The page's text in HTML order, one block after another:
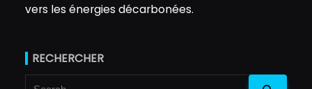
vers les énergies décarbonées.
RECHERCHER
Search